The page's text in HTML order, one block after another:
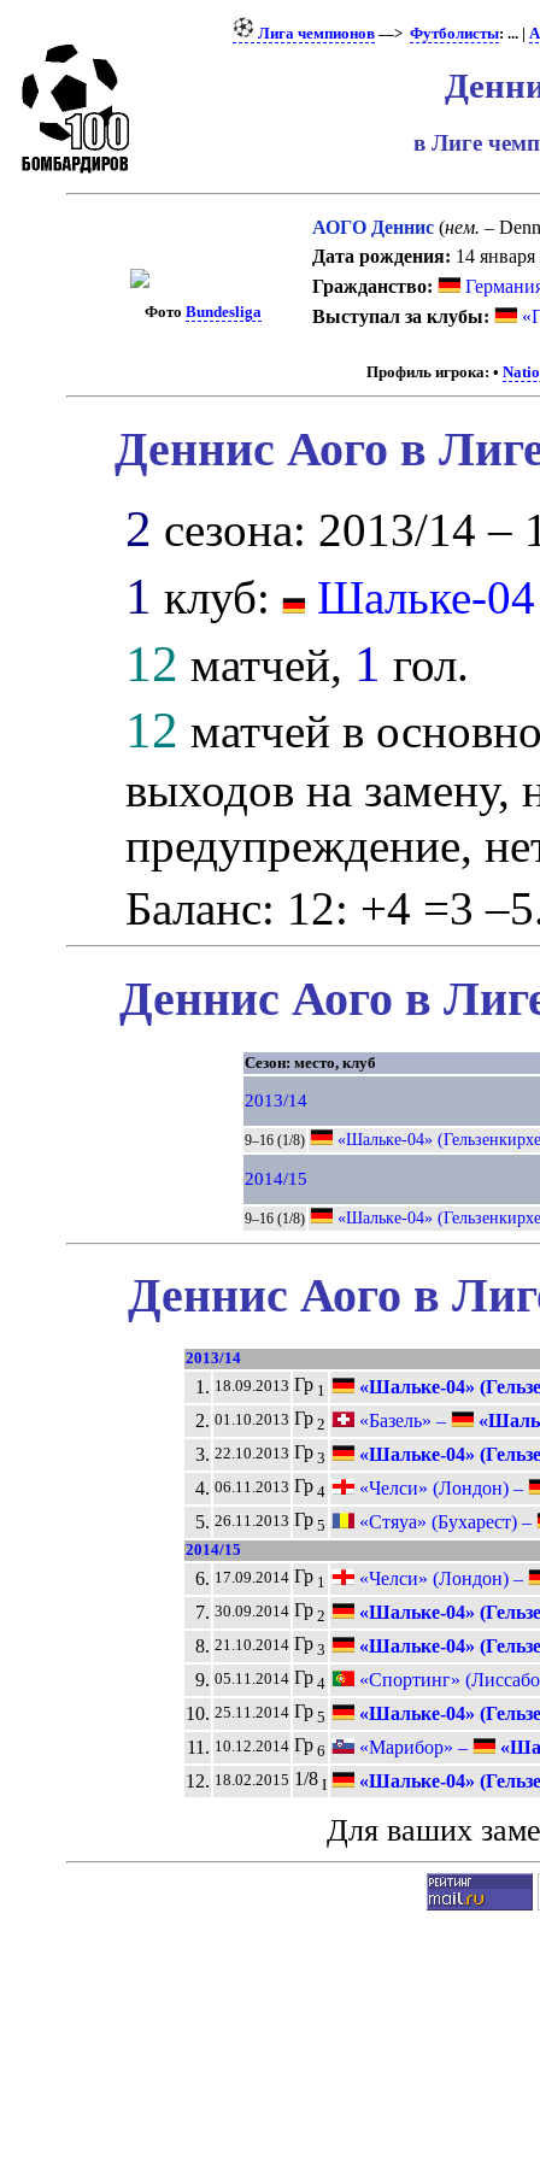
Лига чемпионов—> Футболисты: ... |
в Лиге
ФотоBundesliga
АОГО Деннис (нем. –
Дата рождения: 14 января
Гражданство:
Выступал за клубы:
Профиль игрока: •
Деннис Аого в
2 сезона: 2013/14 –
1 клуб: Шальке-04
12 матчей, 1 гол.
12 матчей в
выходов на замену,
предупреждение,
Баланс: 12: +4 =3
Деннис Аого в
Сезон: место, клуб
2013/14
9–16 (1/8) «Шальке-04»
2014/15
9–16 (1/8) «Шальке-04»
Деннис Аого в
2013/14
1. 18.09.2013 Гр 1
«Шальке-04»
2. 01.10.2013 Гр 2 «Базель» –
3. 22.10.2013 Гр 3
«Шальке-04»
4. 06.11.2013 Гр 4
«Челси» (Лондон) –
5. 26.11.2013 Гр 5 «Стяуа» (Бухарест) –
2014/15
6. 17.09.2014 Гр 1
«Челси» (Лондон) –
7. 30.09.2014 Гр 2
«Шальке-04»
8. 21.10.2014 Гр 3
«Шальке-04»
9. 05.11.2014 Гр 4
«Спортинг»
10. 25.11.2014 Гр 5
«Шальке-04»
11. 10.12.2014 Гр 6 «Марибор» –
12. 18.02.2015 1/8 I «Шальке-04»
Для ваших